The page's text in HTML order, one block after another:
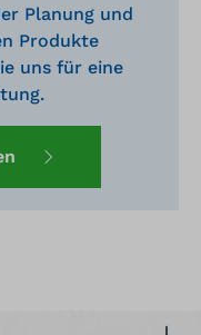
Planung und
Produkte
uns für eine